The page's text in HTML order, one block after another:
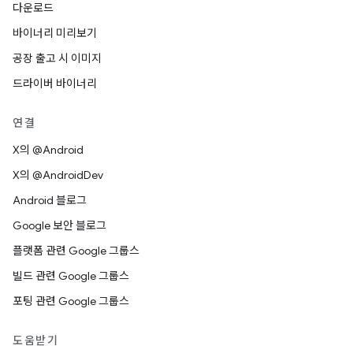
다운로드
바이너리 미리보기
공장 출고 시 이미지
드라이버 바이너리
연결
X의 @Android
X의 @AndroidDev
Android 블로그
Google 보안 블로그
플랫폼 관련 Google 그룹스
빌드 관련 Google 그룹스
포팅 관련 Google 그룹스
도움받기